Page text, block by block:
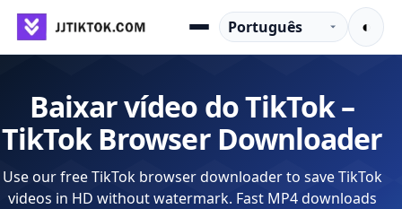
Pular para o conteúdo
MenuIdioma ◐
Baixar vídeo do TikTok –
TikTok Browser Downloader
Use our free TikTok browser downloader to save TikTok
videos in HD without watermark. Fast MP4 downloads